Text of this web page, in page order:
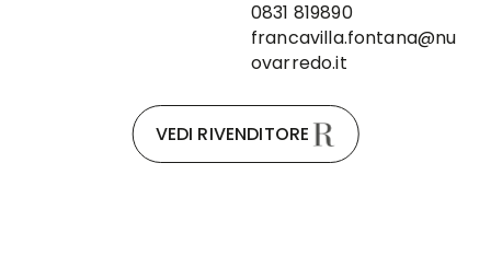
0831 819890
francavilla.fontana@nu
ovarredo.it
VEDI RIVENDITORE